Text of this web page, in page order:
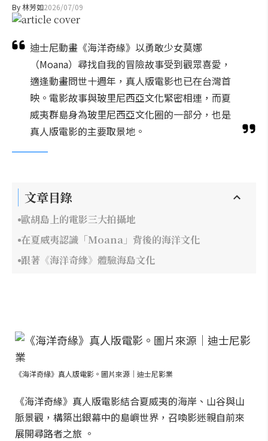
By林芳如2026/07/09
迪士尼動畫《海洋奇緣》以勇敢少女莫娜
（Moana）尋找自我的冒險故事受到觀眾喜愛，
適逢動畫問世十週年，真人版電影也已在台灣首
映。電影故事與玻里尼西亞文化緊密相連，而夏
威夷群島身為玻里尼西亞文化圈的一部分，也是
真人版電影的主要取景地。
文章目錄
歐胡島上的電影三大拍攝地
在夏威夷認識「Moana」背後的海洋文化
跟著《海洋奇緣》體驗海島文化
《海洋奇緣》真人版電影。圖片來源｜迪士尼影業
《海洋奇緣》真人版電影結合夏威夷的海岸、山谷與山
脈景觀，構築出銀幕中的島嶼世界，召喚影迷親自前來
展開尋路者之旅 。